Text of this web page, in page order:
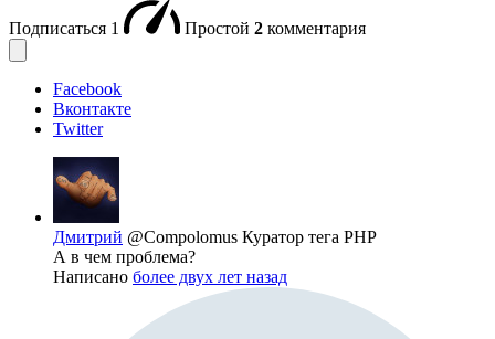
Подписаться 1 Простой 2 комментария
Facebook
Вконтакте
Twitter
Дмитрий @Compolomus Куратор тега PHP
А в чем проблема?
Написано более двух лет назад